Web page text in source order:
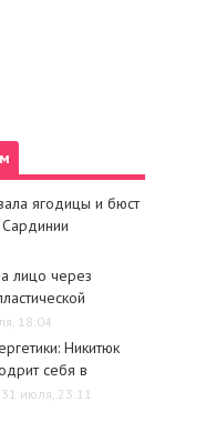
ягодицы и бюст
Сардинии
лицо через
18:04
Никитюк
себя в
31 июля, 23:11